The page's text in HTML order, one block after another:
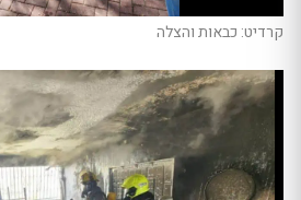
קרדיט: כבאות והצלה